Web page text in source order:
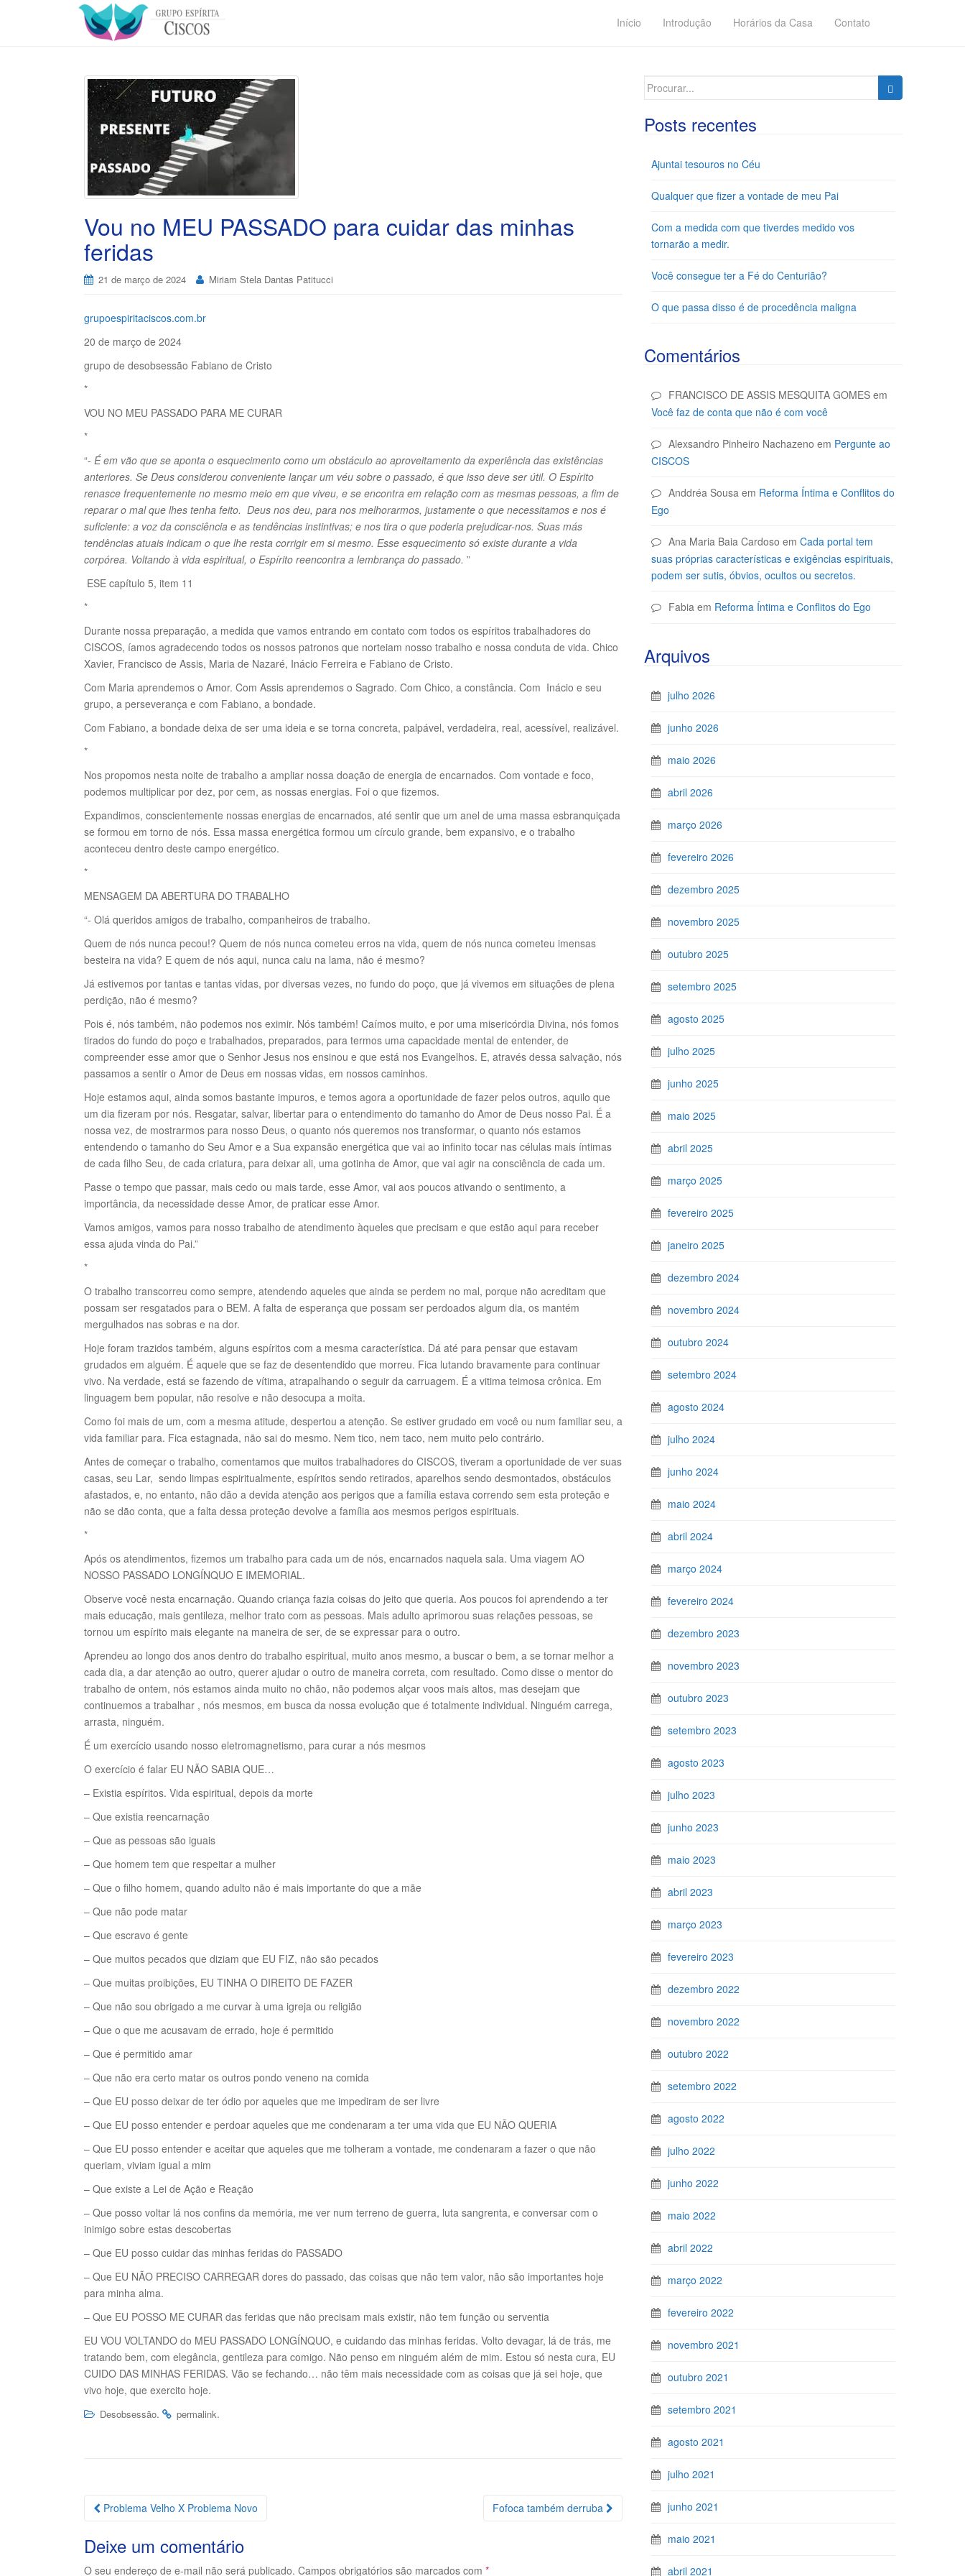
Início Introdução Horários da Casa Contato
Vou no MEU PASSADO para cuidar das minhas
feridas
21 de março de 2024 Miriam Stela Dantas Patitucci
grupoespiritaciscos.com.br
20 de março de 2024
grupo de desobsessão Fabiano de Cristo
*
VOU NO MEU PASSADO PARA ME CURAR
*
“- É em vão que se aponta o esquecimento como um obstáculo ao aproveitamento da experiência das existências
anteriores. Se Deus considerou conveniente lançar um véu sobre o passado, é que isso deve ser útil. O Espírito
renasce frequentemente no mesmo meio em que viveu, e se encontra em relação com as mesmas pessoas, a fim de
reparar o mal que lhes tenha feito. Deus nos deu, para nos melhorarmos, justamente o que necessitamos e nos é
suficiente: a voz da consciência e as tendências instintivas; e nos tira o que poderia prejudicar-nos. Suas más
tendências atuais indicam o que lhe resta corrigir em si mesmo. Esse esquecimento só existe durante a vida
corpórea. Voltando à vida espiritual, o Espírito reencontra a lembrança do passado. ”
ESE capítulo 5, item 11
*
Durante nossa preparação, a medida que vamos entrando em contato com todos os espíritos trabalhadores do
CISCOS, íamos agradecendo todos os nossos patronos que norteiam nosso trabalho e nossa conduta de vida. Chico
Xavier, Francisco de Assis, Maria de Nazaré, Inácio Ferreira e Fabiano de Cristo.
Com Maria aprendemos o Amor. Com Assis aprendemos o Sagrado. Com Chico, a constância. Com Inácio e seu
grupo, a perseverança e com Fabiano, a bondade.
Com Fabiano, a bondade deixa de ser uma ideia e se torna concreta, palpável, verdadeira, real, acessível, realizável.
*
Nos propomos nesta noite de trabalho a ampliar nossa doação de energia de encarnados. Com vontade e foco,
podemos multiplicar por dez, por cem, as nossas energias. Foi o que fizemos.
Expandimos, conscientemente nossas energias de encarnados, até sentir que um anel de uma massa esbranquiçada
se formou em torno de nós. Essa massa energética formou um círculo grande, bem expansivo, e o trabalho
aconteceu dentro deste campo energético.
*
MENSAGEM DA ABERTURA DO TRABALHO
“- Olá queridos amigos de trabalho, companheiros de trabalho.
Quem de nós nunca pecou!? Quem de nós nunca cometeu erros na vida, quem de nós nunca cometeu imensas
besteira na vida? E quem de nós aqui, nunca caiu na lama, não é mesmo?
Já estivemos por tantas e tantas vidas, por diversas vezes, no fundo do poço, que já vivemos em situações de plena
perdição, não é mesmo?
Pois é, nós também, não podemos nos eximir. Nós também! Caímos muito, e por uma misericórdia Divina, nós fomos
tirados do fundo do poço e trabalhados, preparados, para termos uma capacidade mental de entender, de
compreender esse amor que o Senhor Jesus nos ensinou e que está nos Evangelhos. E, através dessa salvação, nós
passamos a sentir o Amor de Deus em nossas vidas, em nossos caminhos.
Hoje estamos aqui, ainda somos bastante impuros, e temos agora a oportunidade de fazer pelos outros, aquilo que
um dia fizeram por nós. Resgatar, salvar, libertar para o entendimento do tamanho do Amor de Deus nosso Pai. É a
nossa vez, de mostrarmos para nosso Deus, o quanto nós queremos nos transformar, o quanto nós estamos
entendendo o tamanho do Seu Amor e a Sua expansão energética que vai ao infinito tocar nas células mais íntimas
de cada filho Seu, de cada criatura, para deixar ali, uma gotinha de Amor, que vai agir na consciência de cada um.
Passe o tempo que passar, mais cedo ou mais tarde, esse Amor, vai aos poucos ativando o sentimento, a
importância, da necessidade desse Amor, de praticar esse Amor.
Vamos amigos, vamos para nosso trabalho de atendimento àqueles que precisam e que estão aqui para receber
essa ajuda vinda do Pai.”
*
O trabalho transcorreu como sempre, atendendo aqueles que ainda se perdem no mal, porque não acreditam que
possam ser resgatados para o BEM. A falta de esperança que possam ser perdoados algum dia, os mantém
mergulhados nas sobras e na dor.
Hoje foram trazidos também, alguns espíritos com a mesma característica. Dá até para pensar que estavam
grudados em alguém. É aquele que se faz de desentendido que morreu. Fica lutando bravamente para continuar
vivo. Na verdade, está se fazendo de vítima, atrapalhando o seguir da carruagem. É a vitima teimosa crônica. Em
linguagem bem popular, não resolve e não desocupa a moita.
Como foi mais de um, com a mesma atitude, despertou a atenção. Se estiver grudado em você ou num familiar seu, a
vida familiar para. Fica estagnada, não sai do mesmo. Nem tico, nem taco, nem muito pelo contrário.
Antes de começar o trabalho, comentamos que muitos trabalhadores do CISCOS, tiveram a oportunidade de ver suas
casas, seu Lar, sendo limpas espiritualmente, espíritos sendo retirados, aparelhos sendo desmontados, obstáculos
afastados, e, no entanto, não dão a devida atenção aos perigos que a família estava correndo sem esta proteção e
não se dão conta, que a falta dessa proteção devolve a família aos mesmos perigos espirituais.
*
Após os atendimentos, fizemos um trabalho para cada um de nós, encarnados naquela sala. Uma viagem AO
NOSSO PASSADO LONGÍNQUO E IMEMORIAL.
Observe você nesta encarnação. Quando criança fazia coisas do jeito que queria. Aos poucos foi aprendendo a ter
mais educação, mais gentileza, melhor trato com as pessoas. Mais adulto aprimorou suas relações pessoas, se
tornou um espírito mais elegante na maneira de ser, de se expressar para o outro.
Aprendeu ao longo dos anos dentro do trabalho espiritual, muito anos mesmo, a buscar o bem, a se tornar melhor a
cada dia, a dar atenção ao outro, querer ajudar o outro de maneira correta, com resultado. Como disse o mentor do
trabalho de ontem, nós estamos ainda muito no chão, não podemos alçar voos mais altos, mas desejam que
continuemos a trabalhar , nós mesmos, em busca da nossa evolução que é totalmente individual. Ninguém carrega,
arrasta, ninguém.
É um exercício usando nosso eletromagnetismo, para curar a nós mesmos
O exercício é falar EU NÃO SABIA QUE…
– Existia espíritos. Vida espiritual, depois da morte
– Que existia reencarnação
– Que as pessoas são iguais
– Que homem tem que respeitar a mulher
– Que o filho homem, quando adulto não é mais importante do que a mãe
– Que não pode matar
– Que escravo é gente
– Que muitos pecados que diziam que EU FIZ, não são pecados
– Que muitas proibições, EU TINHA O DIREITO DE FAZER
– Que não sou obrigado a me curvar à uma igreja ou religião
– Que o que me acusavam de errado, hoje é permitido
– Que é permitido amar
– Que não era certo matar os outros pondo veneno na comida
– Que EU posso deixar de ter ódio por aqueles que me impediram de ser livre
– Que EU posso entender e perdoar aqueles que me condenaram a ter uma vida que EU NÃO QUERIA
– Que EU posso entender e aceitar que aqueles que me tolheram a vontade, me condenaram a fazer o que não
queriam, viviam igual a mim
– Que existe a Lei de Ação e Reação
– Que posso voltar lá nos confins da memória, me ver num terreno de guerra, luta sangrenta, e conversar com o
inimigo sobre estas descobertas
– Que EU posso cuidar das minhas feridas do PASSADO
– Que EU NÃO PRECISO CARREGAR dores do passado, das coisas que não tem valor, não são importantes hoje
para minha alma.
– Que EU POSSO ME CURAR das feridas que não precisam mais existir, não tem função ou serventia
EU VOU VOLTANDO do MEU PASSADO LONGÍNQUO, e cuidando das minhas feridas. Volto devagar, lá de trás, me
tratando bem, com elegância, gentileza para comigo. Não penso em ninguém além de mim. Estou só nesta cura, EU
CUIDO DAS MINHAS FERIDAS. Vão se fechando… não têm mais necessidade com as coisas que já sei hoje, que
vivo hoje, que exercito hoje.
Desobsessão. permalink.
Navegação
Postagem
Problema Velho X Problema Novo Fofoca também derruba
Deixe um comentário
O seu endereço de e-mail não será publicado. Campos obrigatórios são marcados com *
Search
Posts recentes
Ajuntai tesouros no Céu
Qualquer que fizer a vontade de meu Pai
Com a medida com que tiverdes medido vos
tornarão a medir.
Você consegue ter a Fé do Centurião?
O que passa disso é de procedência maligna
Comentários
FRANCISCO DE ASSIS MESQUITA GOMES em
Você faz de conta que não é com você
Alexsandro Pinheiro Nachazeno em Pergunte ao
CISCOS
Anddréa Sousa em Reforma Íntima e Conflitos do
Ego
Ana Maria Baia Cardoso em Cada portal tem
suas próprias características e exigências espirituais,
podem ser sutis, óbvios, ocultos ou secretos.
Fabia em Reforma Íntima e Conflitos do Ego
Arquivos
julho 2026
junho 2026
maio 2026
abril 2026
março 2026
fevereiro 2026
dezembro 2025
novembro 2025
outubro 2025
setembro 2025
agosto 2025
julho 2025
junho 2025
maio 2025
abril 2025
março 2025
fevereiro 2025
janeiro 2025
dezembro 2024
novembro 2024
outubro 2024
setembro 2024
agosto 2024
julho 2024
junho 2024
maio 2024
abril 2024
março 2024
fevereiro 2024
dezembro 2023
novembro 2023
outubro 2023
setembro 2023
agosto 2023
julho 2023
junho 2023
maio 2023
abril 2023
março 2023
fevereiro 2023
dezembro 2022
novembro 2022
outubro 2022
setembro 2022
agosto 2022
julho 2022
junho 2022
maio 2022
abril 2022
março 2022
fevereiro 2022
novembro 2021
outubro 2021
setembro 2021
agosto 2021
julho 2021
junho 2021
maio 2021
abril 2021